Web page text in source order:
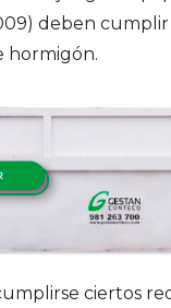
deben
hormigón.
ciertos